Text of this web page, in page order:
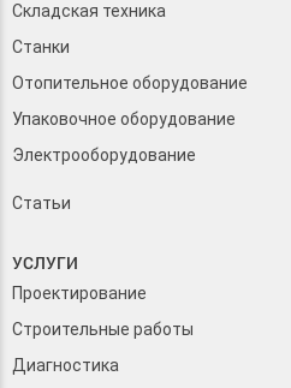
Складская техника
Станки
Отопительное оборудование
Упаковочное оборудование
Электрооборудование
Статьи
УСЛУГИ
Проектирование
Строительные работы
Диагностика